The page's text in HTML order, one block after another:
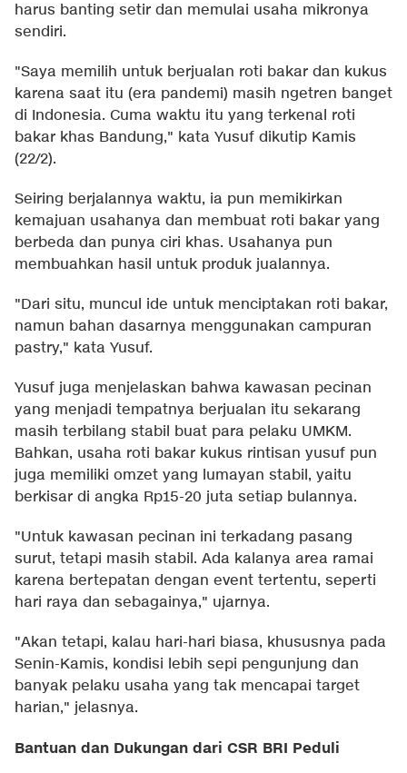
harus banting setir dan memulai usaha mikronya
sendiri.
"Saya memilih untuk berjualan roti bakar dan kukus
karena saat itu (era pandemi) masih ngetren banget
di Indonesia. Cuma waktu itu yang terkenal roti
bakar khas Bandung," kata Yusuf dikutip Kamis
(22/2).
Seiring berjalannya waktu, ia pun memikirkan
kemajuan usahanya dan membuat roti bakar yang
berbeda dan punya ciri khas. Usahanya pun
membuahkan hasil untuk produk jualannya.
"Dari situ, muncul ide untuk menciptakan roti bakar,
namun bahan dasarnya menggunakan campuran
pastry," kata Yusuf.
Yusuf juga menjelaskan bahwa kawasan pecinan
yang menjadi tempatnya berjualan itu sekarang
masih terbilang stabil buat para pelaku UMKM.
Bahkan, usaha roti bakar kukus rintisan yusuf pun
juga memiliki omzet yang lumayan stabil, yaitu
berkisar di angka Rp15-20 juta setiap bulannya.
"Untuk kawasan pecinan ini terkadang pasang
surut, tetapi masih stabil. Ada kalanya area ramai
karena bertepatan dengan event tertentu, seperti
hari raya dan sebagainya," ujarnya.
"Akan tetapi, kalau hari-hari biasa, khususnya pada
Senin-Kamis, kondisi lebih sepi pengunjung dan
banyak pelaku usaha yang tak mencapai target
harian," jelasnya.
Bantuan dan Dukungan dari CSR BRI Peduli